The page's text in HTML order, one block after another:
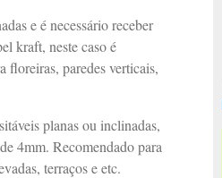
e é necessário receber
kraft, neste caso é
floreiras, paredes verticais,
planas ou inclinadas,
4mm. Recomendado para
terraços e etc.